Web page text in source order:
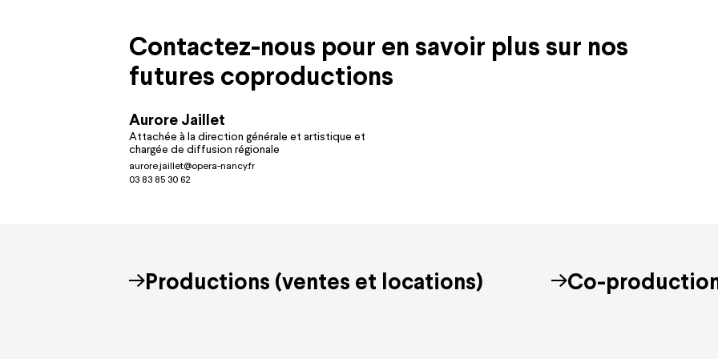
Contactez-nous pour en savoir plus sur nos
futures coproductions
Aurore Jaillet
Attachée à la direction générale et artistique et
chargée de diffusion régionale
aurore.jaillet@opera-nancy.fr
03 83 85 30 62
Productions (ventes et locations) Co-